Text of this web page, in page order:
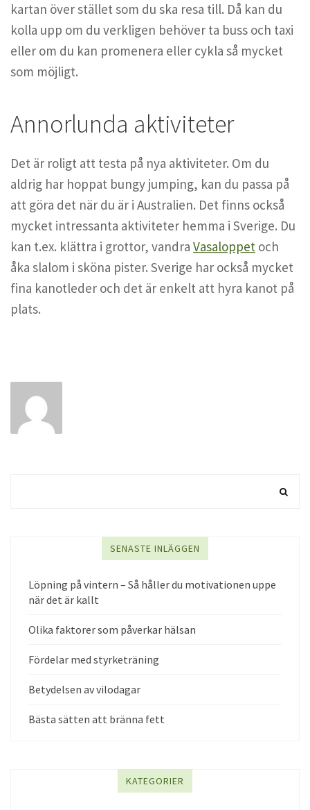
kartan över stället som du ska resa till. Då kan du
kolla upp om du verkligen behöver ta buss och taxi
eller om du kan promenera eller cykla så mycket
som möjligt.
Annorlunda aktiviteter
Det är roligt att testa på nya aktiviteter. Om du
aldrig har hoppat bungy jumping, kan du passa på
att göra det när du är i Australien. Det finns också
mycket intressanta aktiviteter hemma i Sverige. Du
kan t.ex. klättra i grottor, vandra Vasaloppet och
åka slalom i sköna pister. Sverige har också mycket
fina kanotleder och det är enkelt att hyra kanot på
plats.
SENASTE INLÄGGEN
Löpning på vintern – Så håller du motivationen uppe
när det är kallt
Olika faktorer som påverkar hälsan
Fördelar med styrketräning
Betydelsen av vilodagar
Bästa sätten att bränna fett
KATEGORIER